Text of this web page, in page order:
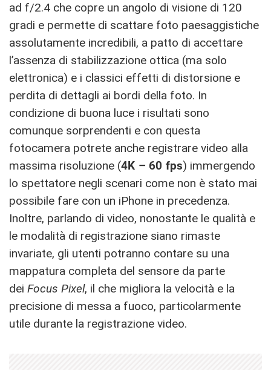
ad f/2.4 che copre un angolo di visione di 120
gradi e permette di scattare foto paesaggistiche
assolutamente incredibili, a patto di accettare
l’assenza di stabilizzazione ottica (ma solo
elettronica) e i classici effetti di distorsione e
perdita di dettagli ai bordi della foto. In
condizione di buona luce i risultati sono
comunque sorprendenti e con questa
fotocamera potrete anche registrare video alla
massima risoluzione (4K – 60 fps) immergendo
lo spettatore negli scenari come non è stato mai
possibile fare con un iPhone in precedenza.
Inoltre, parlando di video, nonostante le qualità e
le modalità di registrazione siano rimaste
invariate, gli utenti potranno contare su una
mappatura completa del sensore da parte
dei Focus Pixel, il che migliora la velocità e la
precisione di messa a fuoco, particolarmente
utile durante la registrazione video.